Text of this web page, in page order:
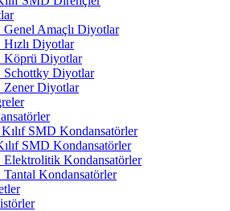
Genel Amaçlı Diyotlar
Diyotlar
Köprü Diyotlar
Schottky Diyotlar
Zener Diyotlar
SMD Kondansatörler
SMD Kondansatörler
Elektrolitik Kondansatörler
Kondansatörler